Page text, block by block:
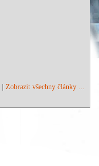
Zobrazit všechny články ...